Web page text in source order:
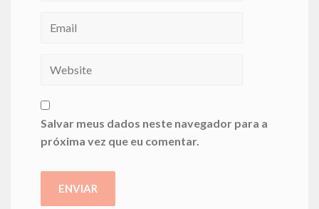
Salvar meus dados neste navegador para a
próxima vez que eu comentar.